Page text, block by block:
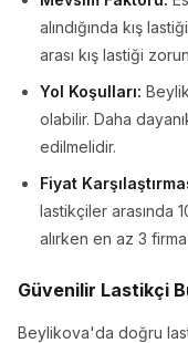
alındığında kış
arası kış lastiği
Yol Koşulları:
olabilir. Daha
edilmelidir.
Fiyat
lastikçiler arasında
alırken en az 3
Güvenilir Lastikçi
Beylikova'da doğru